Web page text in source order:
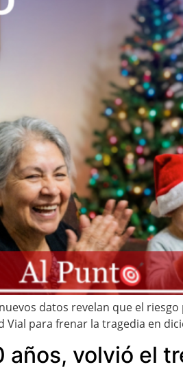
datos revelan que el
Vial para frenar la tragedia en
años, volvió el